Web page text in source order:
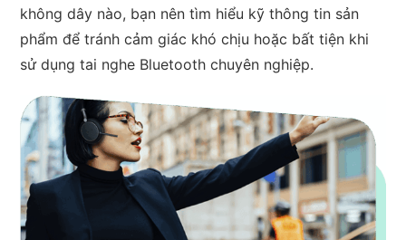
không dây nào, bạn nên tìm hiểu kỹ thông tin sản
phẩm để tránh cảm giác khó chịu hoặc bất tiện khi
sử dụng tai nghe Bluetooth chuyên nghiệp.